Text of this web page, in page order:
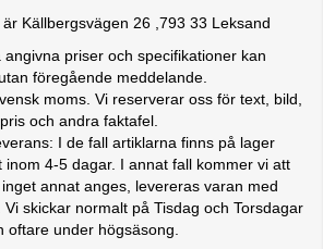
Källbergsvägen 26 ,793 33 Leksand
angivna priser och specifikationer kan
föregående meddelande.
moms. Vi reserverar oss för text, bild,
pris och andra faktafel.
I de fall artiklarna finns på lager
inom 4-5 dagar. I annat fall kommer vi att
annat anges, levereras varan med
skickar normalt på Tisdag och Torsdagar
oftare under högsäsong.